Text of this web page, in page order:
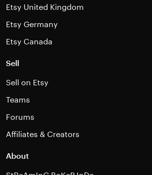
Etsy United Kingdom
Etsy Germany
Etsy Canada
Sell
Sell on Etsy
Teams
Forums
Affiliates & Creators
About